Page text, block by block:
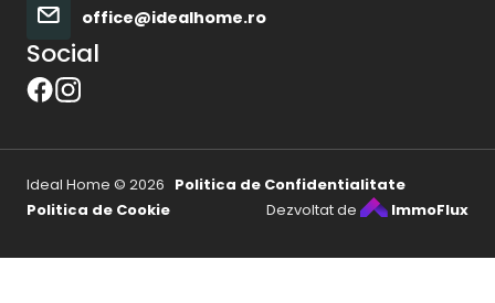
office@idealhome.ro
Social
Ideal Home © 2026 Politica de Confidentialitate
Politica de Cookie
Dezvoltat de ImmoFlux